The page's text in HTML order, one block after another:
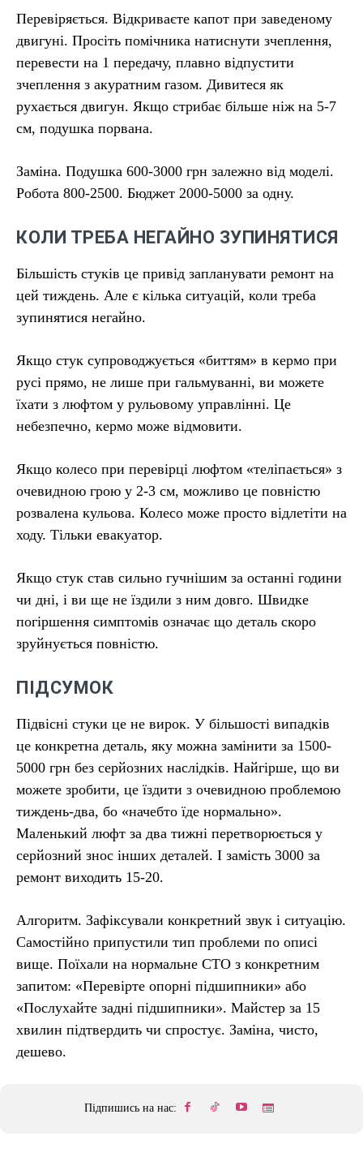
Перевіряється. Відкриваєте капот при заведеному
двигуні. Просіть помічника натиснути зчеплення,
перевести на 1 передачу, плавно відпустити
зчеплення з акуратним газом. Дивитеся як
рухається двигун. Якщо стрибає більше ніж на 5-7
см, подушка порвана.
Заміна. Подушка 600-3000 грн залежно від моделі.
Робота 800-2500. Бюджет 2000-5000 за одну.
КОЛИ ТРЕБА НЕГАЙНО ЗУПИНЯТИСЯ
Більшість стуків це привід запланувати ремонт на
цей тиждень. Але є кілька ситуацій, коли треба
зупинятися негайно.
Якщо стук супроводжується «биттям» в кермо при
русі прямо, не лише при гальмуванні, ви можете
їхати з люфтом у рульовому управлінні. Це
небезпечно, кермо може відмовити.
Якщо колесо при перевірці люфтом «теліпається» з
очевидною грою у 2-3 см, можливо це повністю
розвалена кульова. Колесо може просто відлетіти на
ходу. Тільки евакуатор.
Якщо стук став сильно гучнішим за останні години
чи дні, і ви ще не їздили з ним довго. Швидке
погіршення симптомів означає що деталь скоро
зруйнується повністю.
ПІДСУМОК
Підвісні стуки це не вирок. У більшості випадків
це конкретна деталь, яку можна замінити за 1500-
5000 грн без серйозних наслідків. Найгірше, що ви
можете зробити, це їздити з очевидною проблемою
тиждень-два, бо «начебто їде нормально».
Маленький люфт за два тижні перетворюється у
серйозний знос інших деталей. І замість 3000 за
ремонт виходить 15-20.
Алгоритм. Зафіксували конкретний звук і ситуацію.
Самостійно припустили тип проблеми по описі
вище. Поїхали на нормальне СТО з конкретним
запитом: «Перевірте опорні підшипники» або
«Послухайте задні підшипники». Майстер за 15
хвилин підтвердить чи спростує. Заміна, чисто,
дешево.
Підпишись на нас: